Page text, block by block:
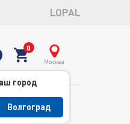
LOPAL
Москва
город
Волгоград